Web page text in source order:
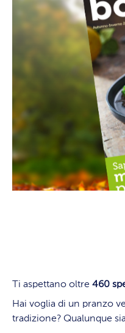
Ti aspettano oltre 460
Hai voglia di un pranzo
tradizione? Qualunque